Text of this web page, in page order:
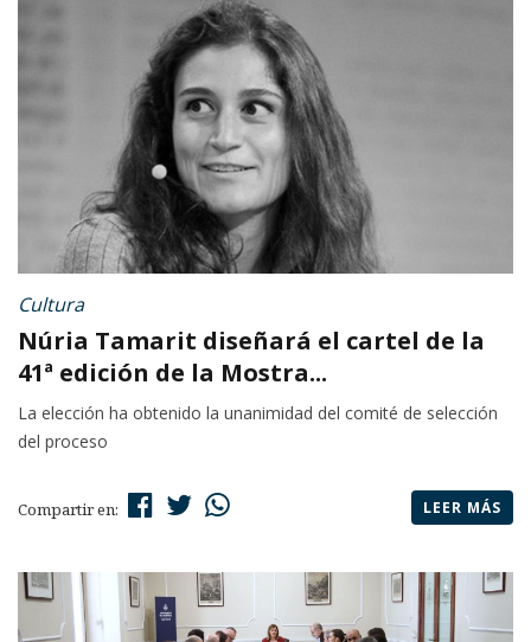
Cultura
Núria Tamarit diseñará el cartel de la
41ª edición de la Mostra...
La elección ha obtenido la unanimidad del comité de selección
del proceso
Compartir en: LEER MÁS